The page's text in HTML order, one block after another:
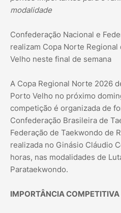
modalidade
Confederação Nacional e
realizam Copa Norte
Velho neste final de semana
A Copa Regional Norte 2026
Porto Velho no próximo
competição é organizada de
Confederação Brasileira de
Federação de Taekwondo de
realizada no Ginásio Cláudio
horas, nas modalidades de
Parataekwondo.
IMPORTÂNCIA COMPETITIVA